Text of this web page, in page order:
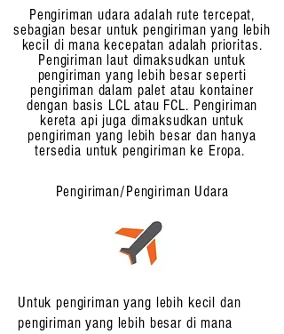
Pengiriman udara adalah rute tercepat,
sebagian besar untuk pengiriman yang lebih
kecil di mana kecepatan adalah prioritas.
Pengiriman laut dimaksudkan untuk
pengiriman yang lebih besar seperti
pengiriman dalam palet atau kontainer
dengan basis LCL atau FCL. Pengiriman
kereta api juga dimaksudkan untuk
pengiriman yang lebih besar dan hanya
tersedia untuk pengiriman ke Eropa.
Pengiriman/Pengiriman Udara
Untuk pengiriman yang lebih kecil dan
pengiriman yang lebih besar di mana